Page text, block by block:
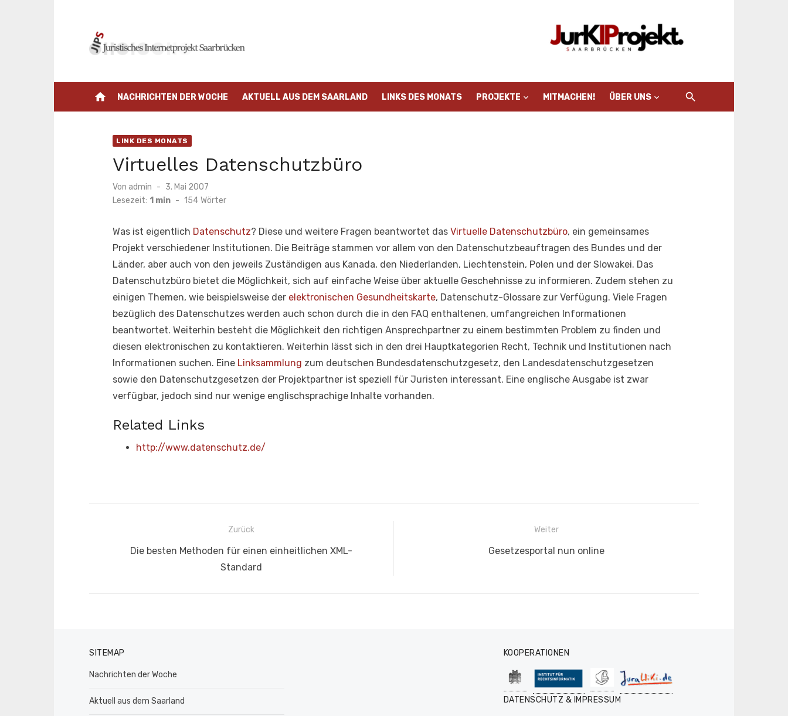
home NACHRICHTEN DER WOCHE AKTUELL AUS DEM SAARLAND LINKS DES MONATS PROJEKTE MITMACHEN! ÜBER UNS
LINK DES MONATS
Virtuelles Datenschutzbüro
Von admin
Veröffentlicht
am
3. Mai 2007
Lesezeit: 1 min - 154 Wörter
Was ist eigentlich Datenschutz? Diese und weitere Fragen beantwortet das Virtuelle Datenschutzbüro, ein gemeinsames
Projekt verschiedener Institutionen. Die Beiträge stammen vor allem von den Datenschutzbeauftragen des Bundes und der
Länder, aber auch von den jeweils Zuständigen aus Kanada, den Niederlanden, Liechtenstein, Polen und der Slowakei. Das
Datenschutzbüro bietet die Möglichkeit, sich auf einfache Weise über aktuelle Geschehnisse zu informieren. Zudem stehen zu
einigen Themen, wie beispielsweise der elektronischen Gesundheitskarte, Datenschutz-Glossare zur Verfügung. Viele Fragen
bezüglich des Datenschutzes werden auch schon durch die in den FAQ enthaltenen, umfangreichen Informationen
beantwortet. Weiterhin besteht die Möglichkeit den richtigen Ansprechpartner zu einem bestimmten Problem zu finden und
diesen elektronischen zu kontaktieren. Weiterhin lässt sich in den drei Hauptkategorien Recht, Technik und Institutionen nach
Informationen suchen. Eine Linksammlung zum deutschen Bundesdatenschutzgesetz, den Landesdatenschutzgesetzen
sowie den Datenschutzgesetzen der Projektpartner ist speziell für Juristen interessant. Eine englische Ausgabe ist zwar
verfügbar, jedoch sind nur wenige englischsprachige Inhalte vorhanden.
Related Links
http://www.datenschutz.de/
BeitragsnavigationZurück
Vorheriger
Die besten Methoden für einen einheitlichen XML-
Standard
Weiter
Nächster
Gesetzesportal nun online
SITEMAP
Nachrichten der Woche
Aktuell aus dem Saarland
KOOPERATIONEN
DATENSCHUTZ & IMPRESSUM